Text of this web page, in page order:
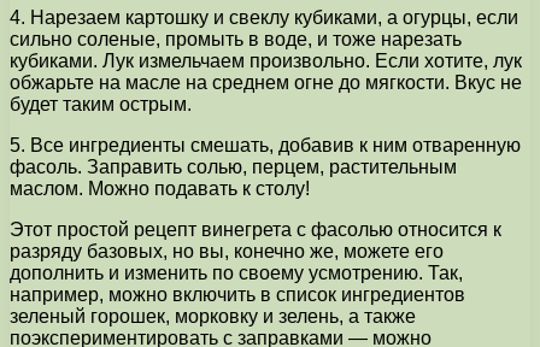
4. Нарезаем картошку и свеклу кубиками, а огурцы, если
сильно соленые, промыть в воде, и тоже нарезать
кубиками. Лук измельчаем произвольно. Если хотите, лук
обжарьте на масле на среднем огне до мягкости. Вкус не
будет таким острым.
5. Все ингредиенты смешать, добавив к ним отваренную
фасоль. Заправить солью, перцем, растительным
маслом. Можно подавать к столу!
Этот простой рецепт винегрета с фасолью относится к
разряду базовых, но вы, конечно же, можете его
дополнить и изменить по своему усмотрению. Так,
например, можно включить в список ингредиентов
зеленый горошек, морковку и зелень, а также
поэкспериментировать с заправками — можно